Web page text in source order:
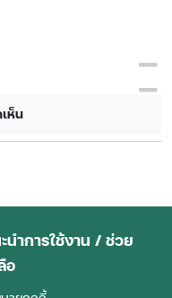
ห็น
นำการใช้งาน / ช่วย
อ